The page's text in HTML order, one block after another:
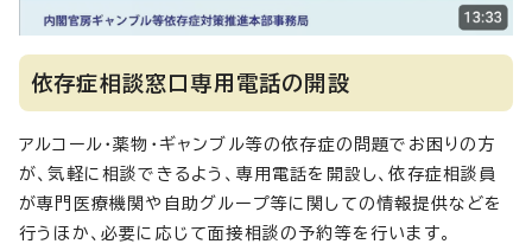
依存症相談窓口専用電話の開設
アルコール・薬物・ギャンブル等の依存症の問題でお困りの方
が、気軽に相談できるよう、専用電話を開設し、依存症相談員
が専門医療機関や自助グループ等に関しての情報提供などを
行うほか、必要に応じて面接相談の予約等を行います。